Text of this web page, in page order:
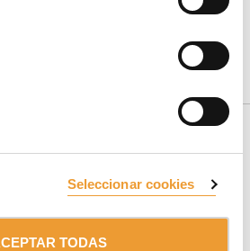
Seleccionar cookies
TODAS